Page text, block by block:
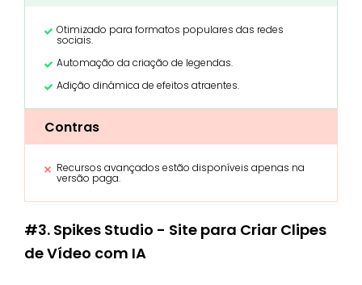
Otimizado para formatos populares das redes
sociais.
Automação da criação de legendas.
Adição dinâmica de efeitos atraentes.
Contras
Recursos avançados estão disponíveis apenas na
versão paga.
#3. Spikes Studio - Site para Criar Clipes
de Vídeo com IA